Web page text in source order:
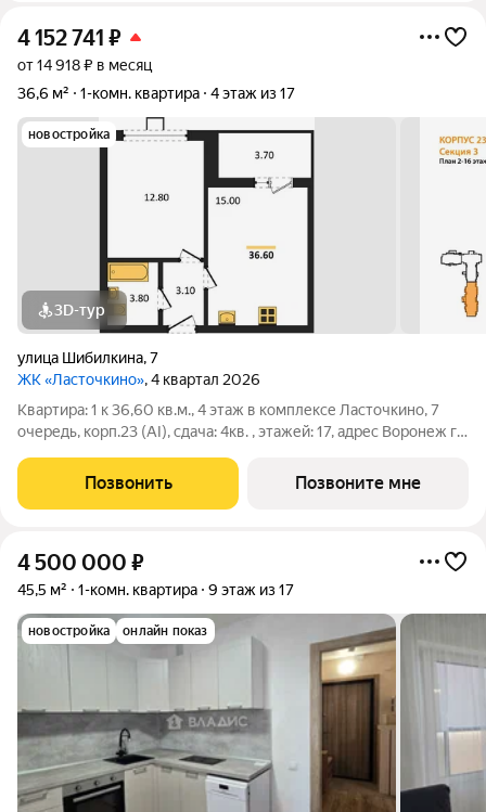
4 152 741 ₽
от 14 918 ₽ в месяц
36,6 м²
1-комн. квартира 4 этаж из 17
новостройка
3D-тур
улица Шибилкина,7
ЖК «Ласточкино», 4 квартал 2026
Квартира: 1 к 36,60 кв.м., 4 этаж в комплексе Ласточкино, 7
очередь, корп.23 (АI), сдача: 4кв. , этажей: 17, адрес Воронеж г.,
Позвонить Позвоните мне
4 500 000 ₽
45,5 м² 1-комн. квартира 9 этаж из 17
новостройка онлайн показ